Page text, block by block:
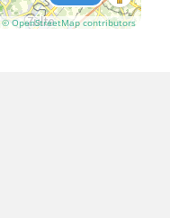
© OpenStreetMap contributors